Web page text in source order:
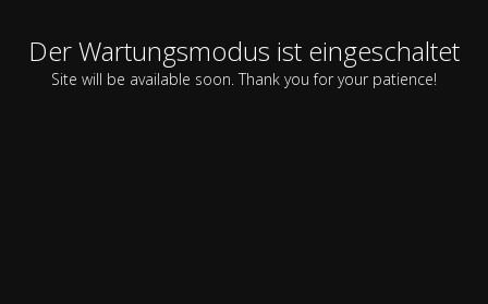
Der Wartungsmodus ist eingeschaltet
Site will be available soon. Thank you for your patience!